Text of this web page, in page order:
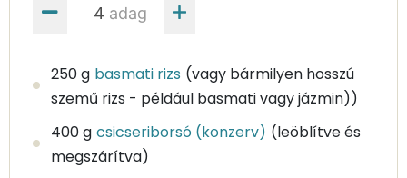
adag
250 g basmati rizs (vagy bármilyen hosszú
szemű rizs - például basmati vagy jázmin))
400 g csicseriborsó (konzerv) (leöblítve és
megszárítva)